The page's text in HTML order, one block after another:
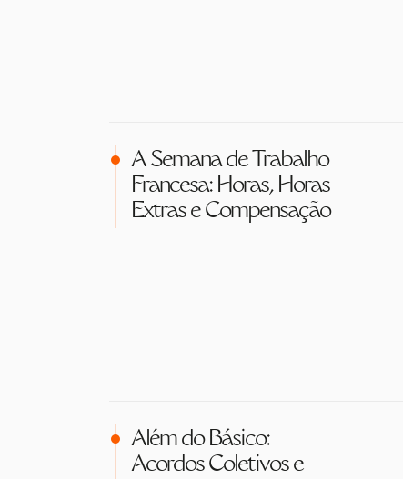
A Semana de Trabalho
Francesa: Horas, Horas
Extras e Compensação
Além do Básico:
Acordos Coletivos e